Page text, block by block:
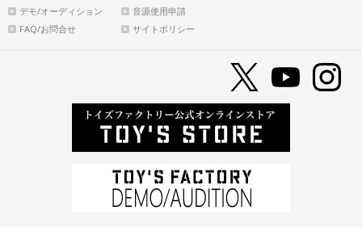
デモ/オーディション
音源使用申請
FAQ/お問合せ
サイトポリシー